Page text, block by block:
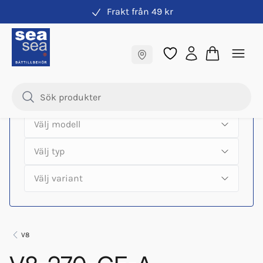
Frakt från 49 kr
Samma pris online & i butik
Hitta rätt produkter till din båtmotor
V8